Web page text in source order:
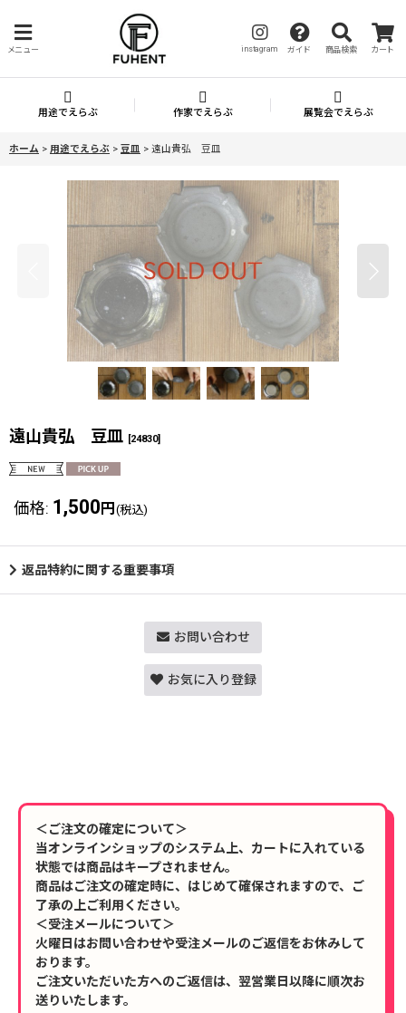
メニュー instagram ガイド 商品検索 カート
用途でえらぶ 作家でえらぶ 展覧会でえらぶ
ホーム > 用途でえらぶ > 豆皿 > 遠山貴弘 豆皿
遠山貴弘 豆皿 [24830]
価格: 1,500 円 (税込)
返品特約に関する重要事項
お問い合わせ
お気に入り登録
＜ご注文の確定について＞
当オンラインショップのシステム上、カートに入れている
状態では商品はキープされません。
商品はご注文の確定時に、はじめて確保されますので、ご
了承の上ご利用ください。
＜受注メールについて＞
火曜日はお問い合わせや受注メールのご返信をお休みして
おります。
ご注文いただいた方へのご返信は、翌営業日以降に順次お
送りいたします。